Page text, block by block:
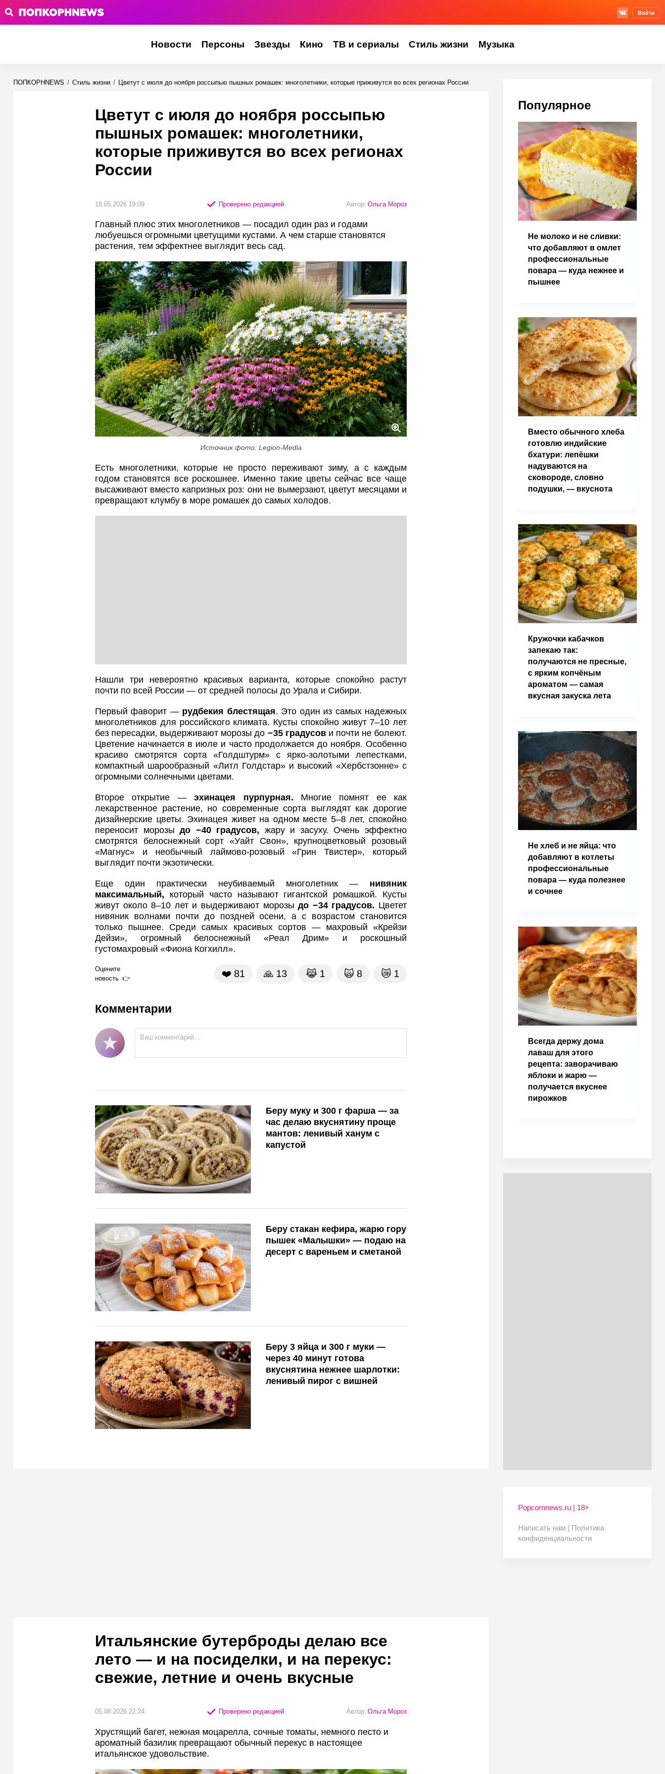
Войти
Новости Персоны Звезды Кино ТВ и сериалы Стиль жизни Музыка
ПОПКОРНNEWS / Стиль жизни / Цветут с июля до ноября россыпью пышных ромашек: многолетники, которые приживутся во всех регионах России
Цветут с июля до ноября россыпью
пышных ромашек: многолетники,
которые приживутся во всех регионах
России
18.05.2026 19:09 Проверено редакцией Автор: Ольга Мороз
Главный плюс этих многолетников — посадил один раз и годами
любуешься огромными цветущими кустами. А чем старше становятся
растения, тем эффектнее выглядит весь сад.
Источник фото: Legion-Media
Есть многолетники, которые не просто переживают зиму, а с каждым
годом становятся все роскошнее. Именно такие цветы сейчас все чаще
высаживают вместо капризных роз: они не вымерзают, цветут месяцами и
превращают клумбу в море ромашек до самых холодов.
Нашли три невероятно красивых варианта, которые спокойно растут
почти по всей России — от средней полосы до Урала и Сибири.
Первый фаворит — рудбекия блестящая. Это один из самых надежных
многолетников для российского климата. Кусты спокойно живут 7–10 лет
без пересадки, выдерживают морозы до −35 градусови почти не болеют.
Цветение начинается в июле и часто продолжается до ноября. Особенно
красиво смотрятся сорта «Голдштурм» с ярко-золотыми лепестками,
компактный шарообразный «Литл Голдстар» и высокий «Хербстзонне» с
огромными солнечными цветами.
Второе открытие —эхинацея пурпурная. Многие помнят ее как
лекарственное растение, но современные сорта выглядят как дорогие
дизайнерские цветы. Эхинацея живет на одном месте 5–8 лет, спокойно
переносит морозыдо −40 градусов, жару и засуху. Очень эффектно
смотрятся белоснежный сорт «Уайт Свон», крупноцветковый розовый
«Магнус» и необычный лаймово-розовый «Грин Твистер», который
выглядит почти экзотически.
Еще один практически неубиваемый многолетник — нивяник
максимальный, который часто называют гигантской ромашкой. Кусты
живут около 8–10 лет и выдерживают морозыдо −34 градусов. Цветет
нивяник волнами почти до поздней осени, а с возрастом становится
только пышнее. Среди самых красивых сортов — махровый «Крейзи
Дейзи», огромный белоснежный «Реал Дрим» и роскошный
густомахровый «Фиона Когхилл».
Оцените
новость
❤️ 81 🙏 13 😹 1 🙀 8 😿 1
Комментарии
Беру муку и 300 г фарша — за
час делаю вкуснятину проще
мантов: ленивый ханум с
капустой
Беру стакан кефира, жарю гору
пышек «Малышки» — подаю на
десерт с вареньем и сметаной
Беру 3 яйца и 300 г муки —
через 40 минут готова
вкуснятина нежнее шарлотки:
ленивый пирог с вишней
Итальянские бутерброды делаю все
лето — и на посиделки, и на перекус:
свежие, летние и очень вкусные
05.08.2026 22:24 Проверено редакцией Автор: Ольга Мороз
Хрустящий багет, нежная моцарелла, сочные томаты, немного песто и
ароматный базилик превращают обычный перекус в настоящее
итальянское удовольствие.
Популярное
Не молоко и не сливки:
что добавляют в омлет
профессиональные
повара — куда нежнее и
пышнее
Вместо обычного хлеба
готовлю индийские
бхатури: лепёшки
надуваются на
сковороде, словно
подушки, — вкуснота
Кружочки кабачков
запекаю так:
получаются не пресные,
с ярким копчёным
ароматом — самая
вкусная закуска лета
Не хлеб и не яйца: что
добавляют в котлеты
профессиональные
повара — куда полезнее
и сочнее
Всегда держу дома
лаваш для этого
рецепта: заворачиваю
яблоки и жарю —
получается вкуснее
пирожков
Popcornnews.ru | 18+
Написать нам | Политика
конфиденциальности